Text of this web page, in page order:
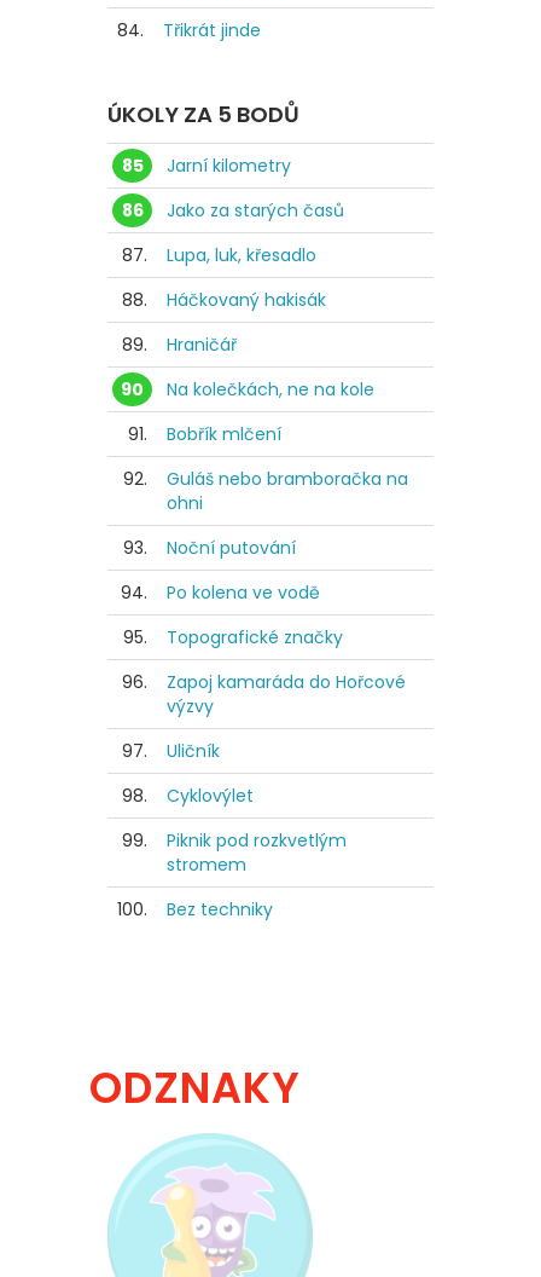
84.
Třikrát jinde
ÚKOLY ZA 5 BODŮ
85
Jarní kilometry
86
Jako za starých časů
87.
Lupa, luk, křesadlo
88.
Háčkovaný hakisák
89.
Hraničář
90
Na kolečkách, ne na kole
91.
Bobřík mlčení
92.
Guláš nebo bramboračka na
ohni
93.
Noční putování
94.
Po kolena ve vodě
95.
Topografické značky
96.
Zapoj kamaráda do Hořcové
výzvy
97.
Uličník
98.
Cyklovýlet
99.
Piknik pod rozkvetlým
stromem
100.
Bez techniky
ODZNAKY